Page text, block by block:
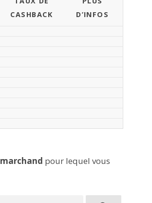
CASHBACK
D’INFOS
pour lequel vous